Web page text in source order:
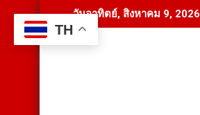
to
content
วันอาทิตย์, สิงหาคม 9, 2026
TH